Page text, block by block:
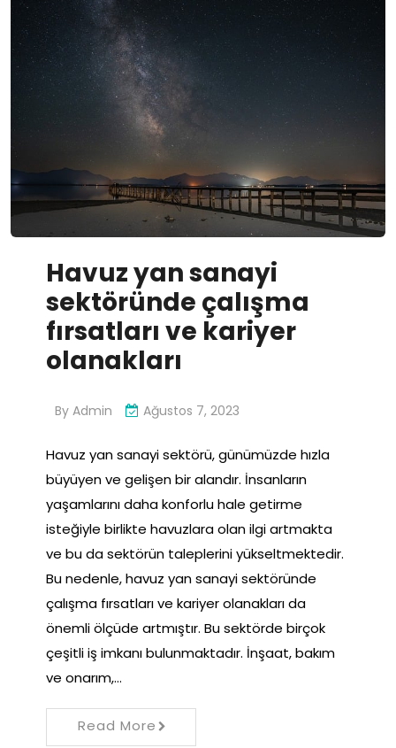
Havuz yan sanayi
sektöründe çalışma
fırsatları ve kariyer
olanakları
By Admin Ağustos 7, 2023
Havuz yan sanayi sektörü, günümüzde hızla
büyüyen ve gelişen bir alandır. İnsanların
yaşamlarını daha konforlu hale getirme
isteğiyle birlikte havuzlara olan ilgi artmakta
ve bu da sektörün taleplerini yükseltmektedir.
Bu nedenle, havuz yan sanayi sektöründe
çalışma fırsatları ve kariyer olanakları da
önemli ölçüde artmıştır. Bu sektörde birçok
çeşitli iş imkanı bulunmaktadır. İnşaat, bakım
ve onarım,…
Read More